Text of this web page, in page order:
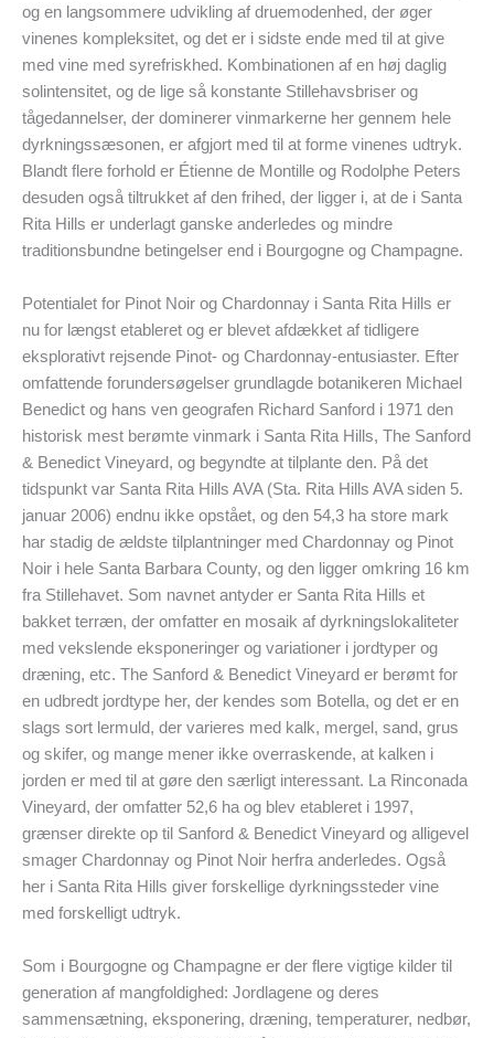
og en langsommere udvikling af druemodenhed, der øger
vinenes kompleksitet, og det er i sidste ende med til at give
med vine med syrefriskhed. Kombinationen af en høj daglig
solintensitet, og de lige så konstante Stillehavsbriser og
tågedannelser, der dominerer vinmarkerne her gennem hele
dyrkningssæsonen, er afgjort med til at forme vinenes udtryk.
Blandt flere forhold er Étienne de Montille og Rodolphe Peters
desuden også tiltrukket af den frihed, der ligger i, at de i Santa
Rita Hills er underlagt ganske anderledes og mindre
traditionsbundne betingelser end i Bourgogne og Champagne.
Potentialet for Pinot Noir og Chardonnay i Santa Rita Hills er
nu for længst etableret og er blevet afdækket af tidligere
eksplorativt rejsende Pinot- og Chardonnay-entusiaster. Efter
omfattende forundersøgelser grundlagde botanikeren Michael
Benedict og hans ven geografen Richard Sanford i 1971 den
historisk mest berømte vinmark i Santa Rita Hills, The Sanford
& Benedict Vineyard, og begyndte at tilplante den. På det
tidspunkt var Santa Rita Hills AVA (Sta. Rita Hills AVA siden 5.
januar 2006) endnu ikke opstået, og den 54,3 ha store mark
har stadig de ældste tilplantninger med Chardonnay og Pinot
Noir i hele Santa Barbara County, og den ligger omkring 16 km
fra Stillehavet. Som navnet antyder er Santa Rita Hills et
bakket terræn, der omfatter en mosaik af dyrkningslokaliteter
med vekslende eksponeringer og variationer i jordtyper og
dræning, etc. The Sanford & Benedict Vineyard er berømt for
en udbredt jordtype her, der kendes som Botella, og det er en
slags sort lermuld, der varieres med kalk, mergel, sand, grus
og skifer, og mange mener ikke overraskende, at kalken i
jorden er med til at gøre den særligt interessant. La Rinconada
Vineyard, der omfatter 52,6 ha og blev etableret i 1997,
grænser direkte op til Sanford & Benedict Vineyard og alligevel
smager Chardonnay og Pinot Noir herfra anderledes. Også
her i Santa Rita Hills giver forskellige dyrkningssteder vine
med forskelligt udtryk.
Som i Bourgogne og Champagne er der flere vigtige kilder til
generation af mangfoldighed: Jordlagene og deres
sammensætning, eksponering, dræning, temperaturer, nedbør,